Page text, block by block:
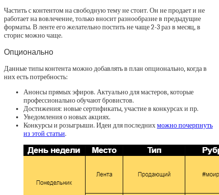
Частить с контентом на свободную тему не стоит. Он не продает и не
работает на вовлечение, только вносит разнообразие в предыдущие
форматы. В ленте его желательно постить не чаще 2-3 раз в месяц, в
сторис можно чаще.
Опционально
Данные типы контента можно добавлять в план опционально, когда в
них есть потребность:
Анонсы прямых эфиров. Актуально для мастеров, которые
профессионально обучают бровистов.
Достижения: новые сертификаты, участие в конкурсах и пр.
Уведомления о новых акциях.
Конкурсы и розыгрыши. Идеи для последнихможно почерпнуть
из этой статьи.